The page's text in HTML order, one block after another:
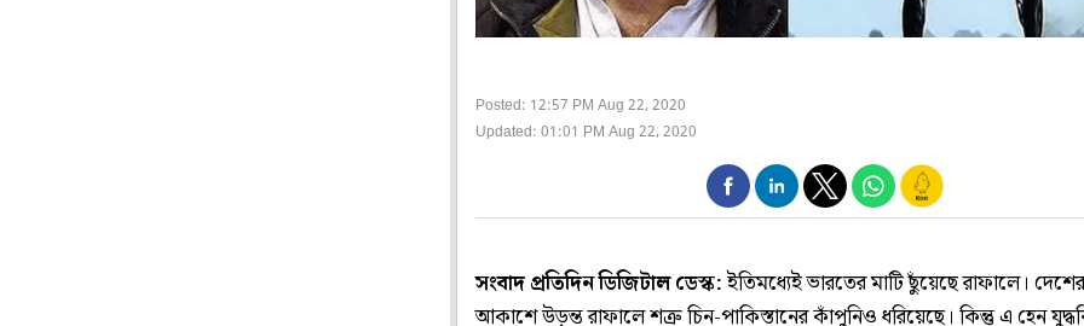
Posted: 12:57 PM Aug 22, 2020
Updated: 01:01 PM Aug 22, 2020
সংবাদ প্রতিদিন ডিজিটাল ডেস্ক:ইতিমধ্যেই ভারতের মাটি ছুঁয়েছে রাফালে। দেশের
আকাশে উড়ন্ত রাফালে শত্রু চিন-পাকিস্তানের কাঁপুনিও ধরিয়েছে। কিন্তু এ হেন